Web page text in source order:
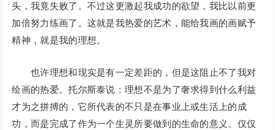
头，我竟失败了。不过这更激起我成功的欲望，我比以前更
加倍努力练画了。这就是我热爱的艺术，能给我画的画赋予
精神，就是我的理想。
也许理想和现实是有一定差距的，但是这阻止不了我对
绘画的热爱。托尔斯泰说：理想不是为了奢求得到什么利益
才为之拼搏的，它所代表的不只是在事业上或生活上的成
功，而是完成了作为一个生灵所要做到的生命的意义。仅仅